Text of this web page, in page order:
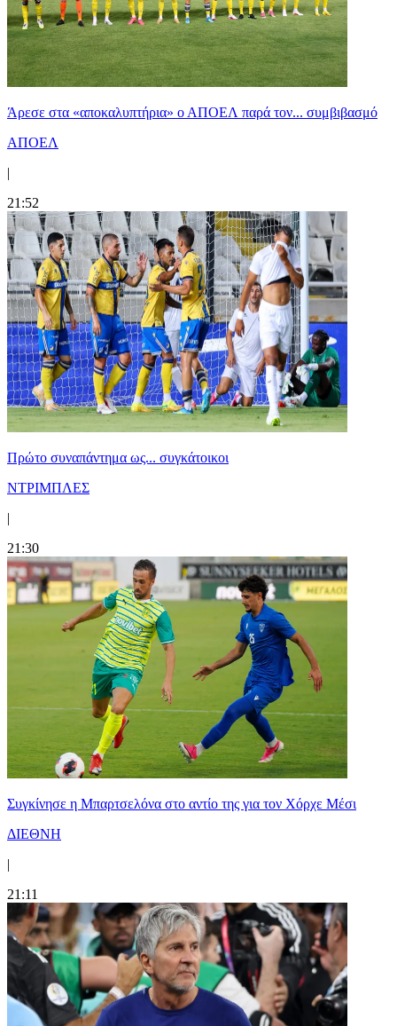
Άρεσε στα «αποκαλυπτήρια» ο ΑΠΟΕΛ παρά τον... συμβιβασμό
ΑΠΟΕΛ
|
21:52
Πρώτο συναπάντημα ως... συγκάτοικοι
ΝΤΡΙΜΠΛΕΣ
|
21:30
Συγκίνησε η Μπαρτσελόνα στο αντίο της για τον Χόρχε Μέσι
ΔΙΕΘΝΗ
|
21:11